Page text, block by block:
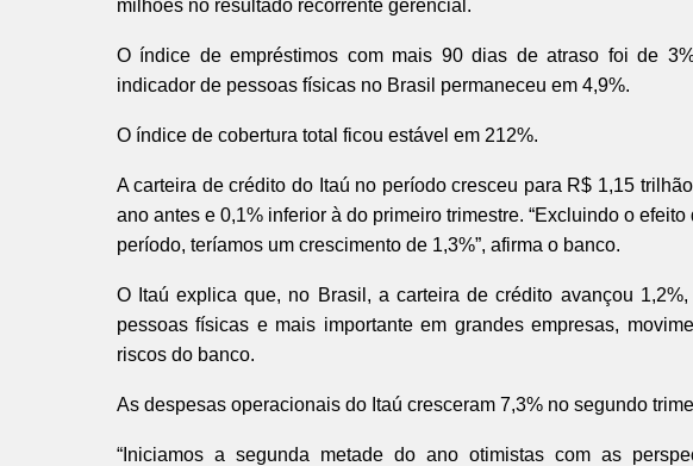
milhões no resultado recorrente gerencial.
O índice de empréstimos com mais 90 dias de atraso foi de
indicador de pessoas físicas no Brasil permaneceu em 4,9%.
O índice de cobertura total ficou estável em 212%.
A carteira de crédito do Itaú no período cresceu para R$ 1,15
ano antes e 0,1% inferior à do primeiro trimestre. “Excluindo o
período, teríamos um crescimento de 1,3%”, afirma o banco.
O Itaú explica que, no Brasil, a carteira de crédito avançou
pessoas físicas e mais importante em grandes empresas,
riscos do banco.
As despesas operacionais do Itaú cresceram 7,3% no segundo
“Iniciamos a segunda metade do ano otimistas com as